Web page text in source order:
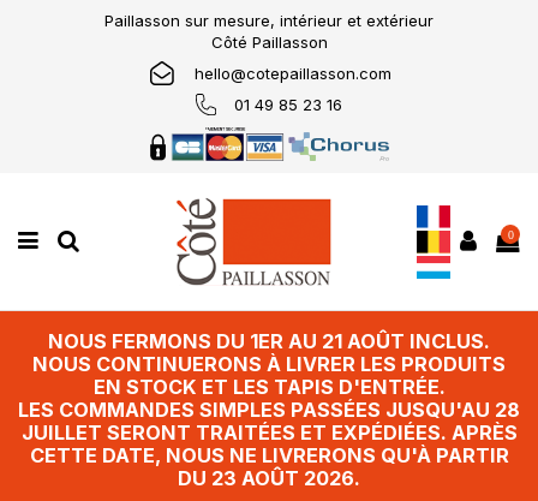
Paillasson sur mesure, intérieur et extérieur
Côté Paillasson
hello@cotepaillasson.com
01 49 85 23 16
0
NOUS FERMONS DU 1ER AU 21 AOÛT INCLUS.
NOUS CONTINUERONS À LIVRER LES PRODUITS
EN STOCK ET LES TAPIS D'ENTRÉE.
LES COMMANDES SIMPLES PASSÉES JUSQU'AU 28
JUILLET SERONT TRAITÉES ET EXPÉDIÉES. APRÈS
CETTE DATE, NOUS NE LIVRERONS QU'À PARTIR
DU 23 AOÛT 2026.